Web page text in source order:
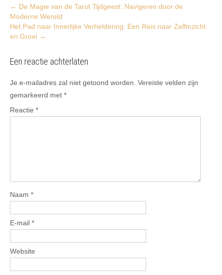
Post
navigation
← De Magie van de Tarot Tijdgeest: Navigeren door de
Moderne Wereld
Het Pad naar Innerlijke Verheldering: Een Reis naar Zelfinzicht
en Groei →
Een reactie achterlaten
Je e-mailadres zal niet getoond worden. Vereiste velden zijn
gemarkeerd met *
Reactie *
Naam *
E-mail *
Website